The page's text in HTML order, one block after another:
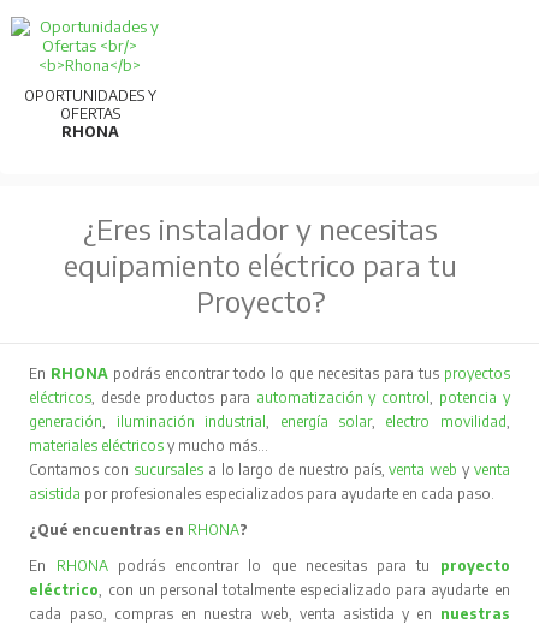
OPORTUNIDADES Y
OFERTAS
RHONA
¿Eres instalador y necesitas
equipamiento eléctrico para tu
Proyecto?
En RHONA podrás encontrar todo lo que necesitas para tus proyectos
eléctricos , desde productos para automatización y control
potencia y
generación
iluminación industrial energía solar, electro movilidad
materiales eléctricos y mucho más…
Contamos con sucursales a lo largo de nuestro país,venta web y venta
asistida por profesionales especializados para ayudarte en cada paso.
¿Qué encuentras en RHONA?
En RHONA podrás encontrar lo que necesitas para tu proyecto
eléctrico , con un personal totalmente especializado para ayudarte en
cada paso, compras en nuestra web, venta asistida y en nuestras